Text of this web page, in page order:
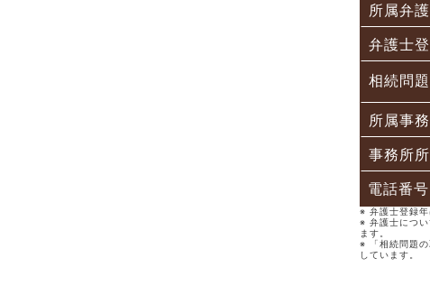
所属弁
弁護士
相続問
所属事
事務所
電話番号
※ 弁護士登録年
※ 弁護士につ
ます。
※ 「相続問題
しています。